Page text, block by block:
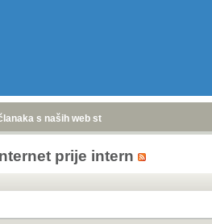
s naših web stranica
prije intern